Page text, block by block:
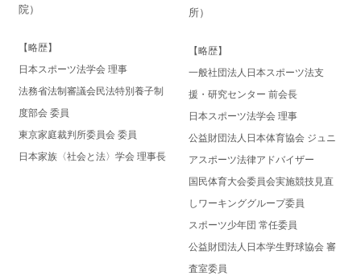
院）
【略歴】
日本スポーツ法学会 理事
法務省法制審議会民法特別養子制
度部会 委員
東京家庭裁判所委員会 委員
日本家族〈社会と法〉学会 理事長
所）
【略歴】
一般社団法人日本スポーツ法支
援・研究センター 前会長
日本スポーツ法学会 理事
​公益財団法人日本体育協会 ジュニ
アスポーツ法律アドバイザー
国民体育大会委員会実施競技見直
しワーキンググループ委員
スポーツ少年団 常任委員
公益財団法人日本学生野球協会 審
査室委員